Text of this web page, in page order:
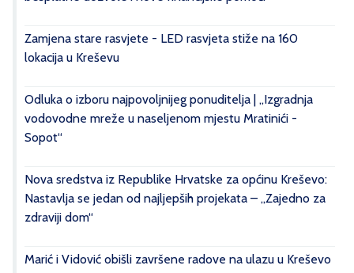
Zamjena stare rasvjete - LED rasvjeta stiže na 160
lokacija u Kreševu
Odluka o izboru najpovoljnijeg ponuditelja | „Izgradnja
vodovodne mreže u naseljenom mjestu Mratinići -
Sopot“
Nova sredstva iz Republike Hrvatske za općinu Kreševo:
Nastavlja se jedan od najljepših projekata – „Zajedno za
zdraviji dom“
Marić i Vidović obišli završene radove na ulazu u Kreševo